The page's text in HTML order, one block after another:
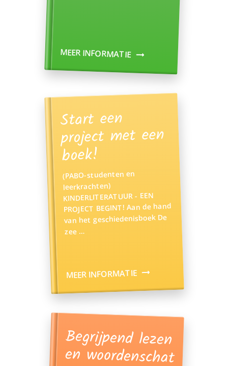
MEER INFORMATIE
Start een
project met een
boek!
(PABO-studenten en
leerkrachten)
KINDERLITERATUUR - EEN
PROJECT BEGINT! Aan de hand
van het geschiedenisboek De
zee …
MEER INFORMATIE
Begrijpend lezen
en woordenschat